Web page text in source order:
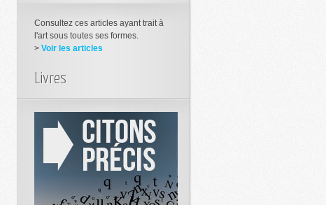
Consultez ces articles ayant trait à
l'art sous toutes ses formes.
> Voir les articles
Livres